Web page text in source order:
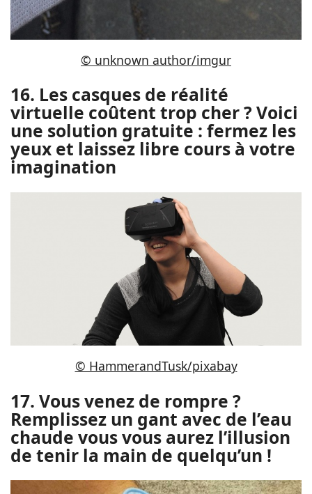
© unknown author/imgur
16. Les casques de réalité
virtuelle coûtent trop cher ? Voici
une solution gratuite : fermez les
yeux et laissez libre cours à votre
imagination
© HammerandTusk/pixabay
17. Vous venez de rompre ?
Remplissez un gant avec de l’eau
chaude vous vous aurez l’illusion
de tenir la main de quelqu’un !